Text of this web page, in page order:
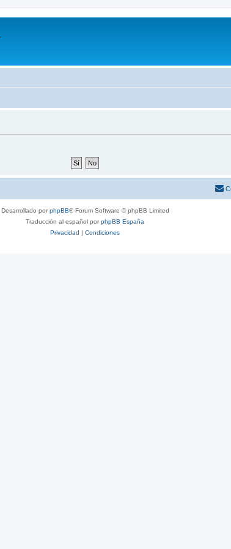
Desarrollado porphpBB® Forum Software © phpBB Limited
Traducción al español porphpBB España
Privacidad | Condiciones